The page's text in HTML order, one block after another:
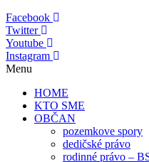
Facebook
Twitter
Youtube
Instagram
Menu
HOME
KTO SME
OBČAN
pozemkove spory
dedičské právo
rodinné právo –